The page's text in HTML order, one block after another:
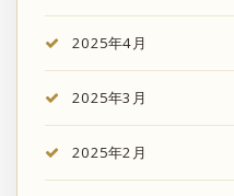
2025年4月
2025年3月
2025年2月